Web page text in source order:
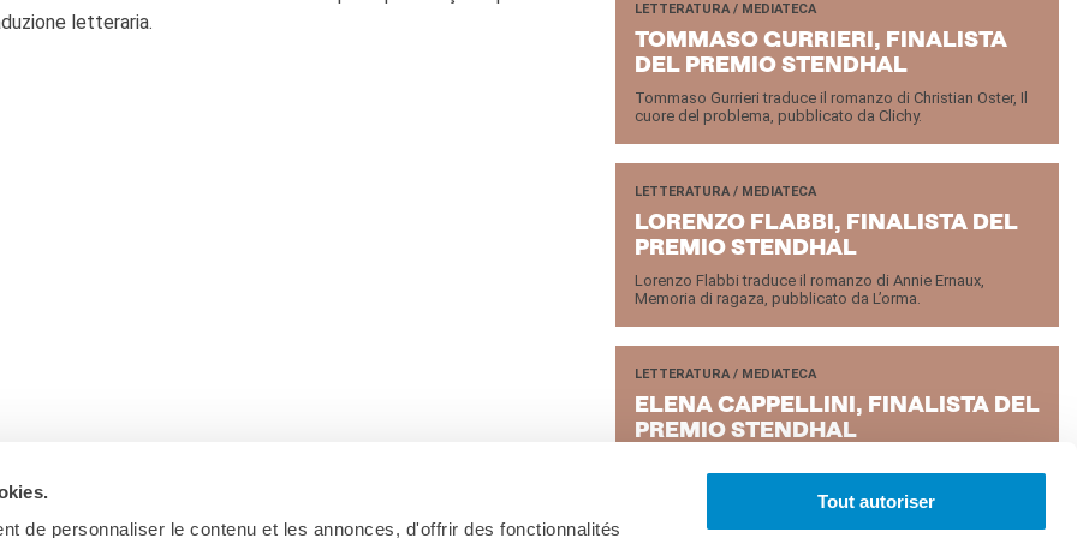
de personnaliser le contenu et les annonces, d'offrir des fonctionnalités
Tout autoriser
letteraria.
LETTERATURA / MEDIATECA
TOM­MA­SO GUR­RIE­RI, FI­NA­LI­STA
DEL PRE­MIO STEN­D­HAL
Tommaso Gurrieri traduce il romanzo di Christian Oster, Il
cuore del problema, pubblicato da Clichy.
LETTERATURA / MEDIATECA
LO­REN­ZO FLAB­BI, FI­NA­LI­STA DEL
PRE­MIO STEN­D­HAL
Lorenzo Flabbi traduce il romanzo di Annie Ernaux,
Memoria di ragaza, pubblicato da L’orma.
LETTERATURA / MEDIATECA
ELENA CAP­PEL­LI­NI, FI­NA­LI­STA DEL
PRE­MIO STEN­D­HAL